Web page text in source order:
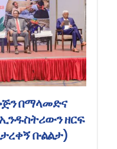
በማላመድና
ዘርፍ
ቡልልታ)